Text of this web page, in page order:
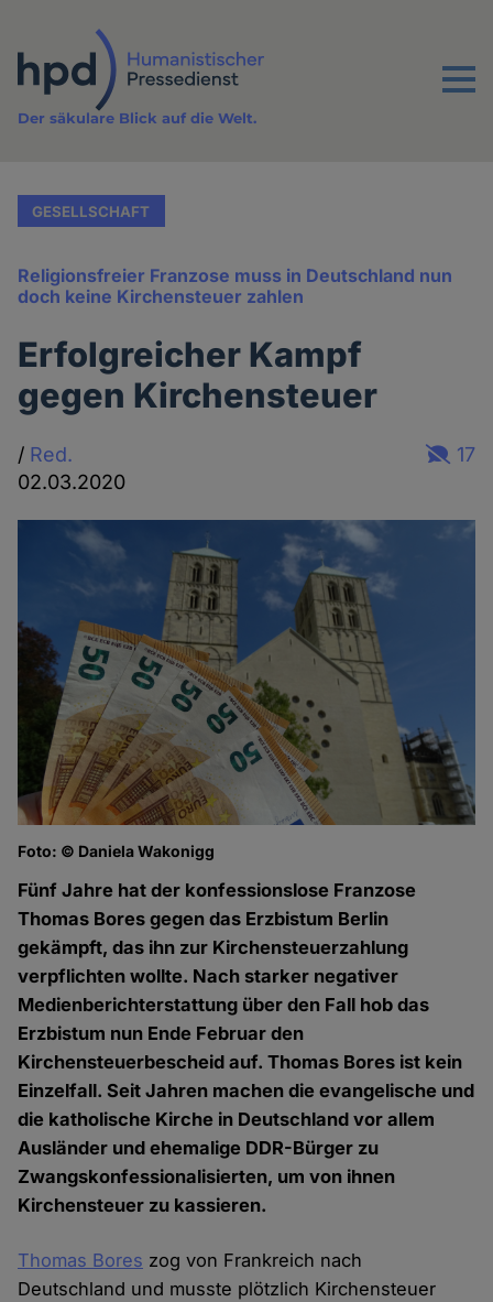
Inhalt
Menu
Der säkulare Blick auf die Welt.
GESELLSCHAFT
Religionsfreier Franzose muss in Deutschland nun
doch keine Kirchensteuer zahlen
Erfolgreicher Kampf
gegen Kirchensteuer
/ Red.
02.03.2020
17
Foto: © Daniela Wakonigg
Fünf Jahre hat der konfessionslose Franzose
Thomas Bores gegen das Erzbistum Berlin
gekämpft, das ihn zur Kirchensteuerzahlung
verpflichten wollte. Nach starker negativer
Medienberichterstattung über den Fall hob das
Erzbistum nun Ende Februar den
Kirchensteuerbescheid auf. Thomas Bores ist kein
Einzelfall. Seit Jahren machen die evangelische und
die katholische Kirche in Deutschland vor allem
Ausländer und ehemalige DDR-Bürger zu
Zwangskonfessionalisierten, um von ihnen
Kirchensteuer zu kassieren.
Thomas Bores zog von Frankreich nach
Deutschland und musste plötzlich Kirchensteuer